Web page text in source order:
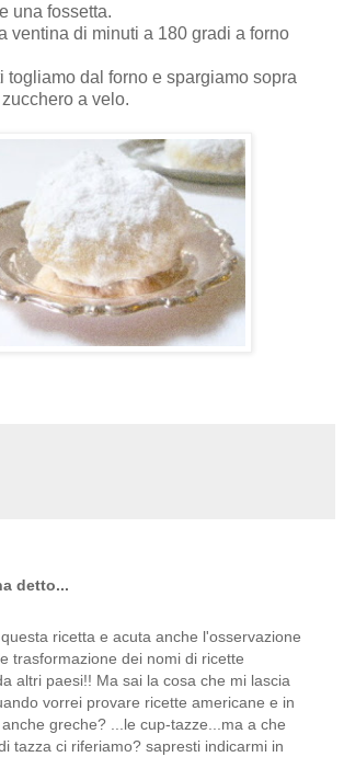
una fossetta.
ventina di minuti a 180 gradi a forno
togliamo dal forno e spargiamo sopra
a velo.
detto...
ricetta e acuta anche l'osservazione
trasformazione dei nomi di ricette
altri paesi!! Ma sai la cosa che mi lascia
vorrei provare ricette americane e in
greche? ...le cup-tazze...ma a che
tazza ci riferiamo? sapresti indicarmi in